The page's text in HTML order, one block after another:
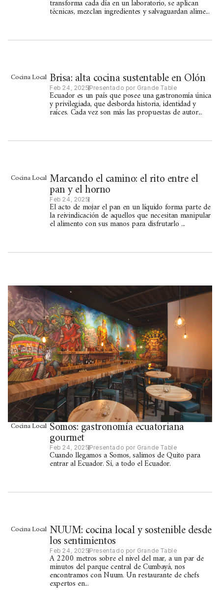
transforma cada día en un laboratorio, se aplican
técnicas, mezclan ingredientes y salvaguardan alime...
Cocina Local Brisa: alta cocina sustentable en Olón
Feb 24, 2025Presentado por Grande Table
Ecuador es un país que posee una gastronomía única
y privilegiada, que desborda historia, identidad y
raíces. Cada vez son más las propuestas de autor...
Cocina Local Marcando el camino: el rito entre el
pan y el horno
Feb 24, 2025
El acto de mojar el pan en un líquido forma parte de
la reivindicación de aquellos que necesitan manipular
el alimento con sus manos para disfrutarlo ...
Cocina Local Somos: gastronomía ecuatoriana
gourmet
Feb 24, 2025Presentado por Grande Table
Cuando llegamos a Somos, salimos de Quito para
entrar al Ecuador. Sí, a todo el Ecuador.
Cocina Local NUUM: cocina local y sostenible desde
los sentimientos
Feb 24, 2025Presentado por Grande Table
A 2200 metros sobre el nivel del mar, a un par de
minutos del parque central de Cumbayá, nos
encontramos con Nuum. Un restaurante de chefs
expertos en...